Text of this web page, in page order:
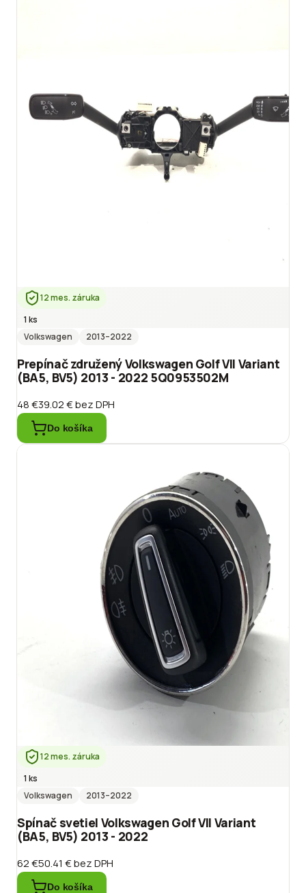
12 mes. záruka
1 ks
Volkswagen
2013–2022
Prepínač združený Volkswagen Golf VII Variant
(BA5, BV5) 2013 - 2022 5Q0953502M
48 €39.02 €bez DPH
Do košíka
12 mes. záruka
1 ks
Volkswagen
2013–2022
Spínač svetiel Volkswagen Golf VII Variant
(BA5, BV5) 2013 - 2022
62 €50.41 €bez DPH
Do košíka